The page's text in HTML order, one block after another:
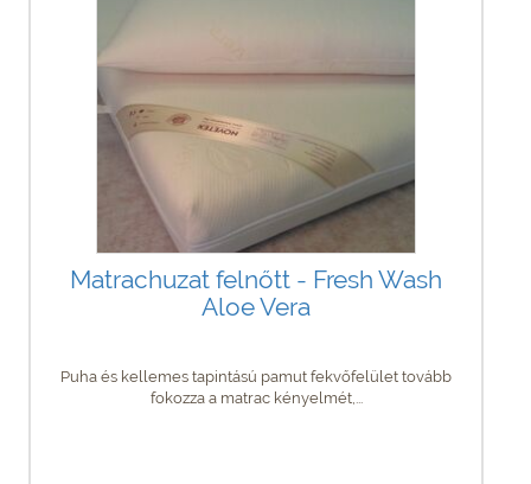
Matrachuzat felnőtt - Fresh Wash
Aloe Vera
Puha és kellemes tapintású pamut fekvőfelület tovább
fokozza a matrac kényelmét,...